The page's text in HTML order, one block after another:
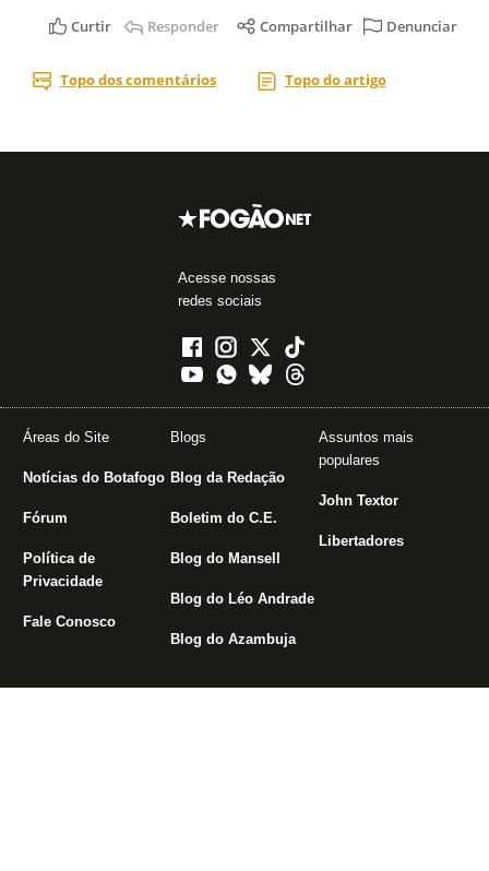
Acesse nossas
redes sociais
Áreas do Site
Notícias do Botafogo
Fórum
Política de
Privacidade
Fale Conosco
Blogs
Blog da Redação
Boletim do C.E.
Blog do Mansell
Blog do Léo Andrade
Blog do Azambuja
Assuntos mais
populares
John Textor
Libertadores